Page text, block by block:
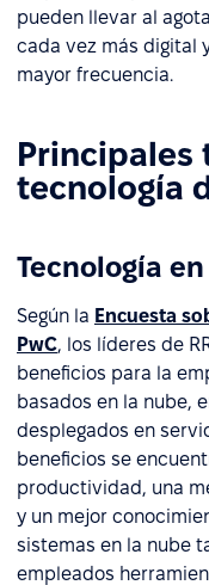
pueden llevar al
cada vez más digital
mayor frecuencia.
Principales
tecnología
Tecnología
Según la Encuesta
PwC, los líderes de
beneficios para la
basados en la nube,
desplegados en
beneficios se
productividad, una
y un mejor
sistemas en la nube
empleados